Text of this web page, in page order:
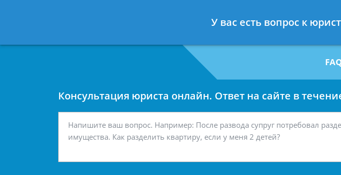
7 812 467-34-29
Консультация юриста онлайн. Ответ на сайте в
У вас есть вопрос к